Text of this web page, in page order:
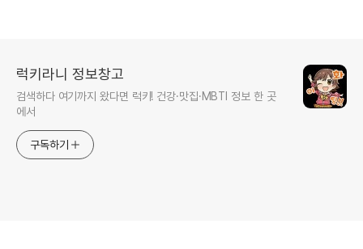
럭키라니 정보창고
검색하다 여기까지 왔다면 럭키! 건강·맛집·MBTI 정보 한 곳
에서
구독하기